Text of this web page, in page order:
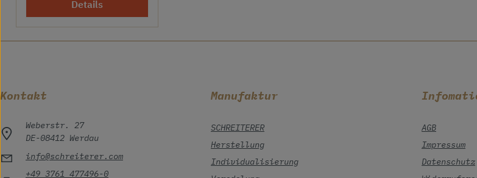
Details
Kontakt
Weberstr. 27
DE-08412 Werdau
info@schreiterer.com
+49 3761 477496-0
Manufaktur
SCHREITERER
Herstellung
Individualisierung
AGB
Impressum
Datenschutz